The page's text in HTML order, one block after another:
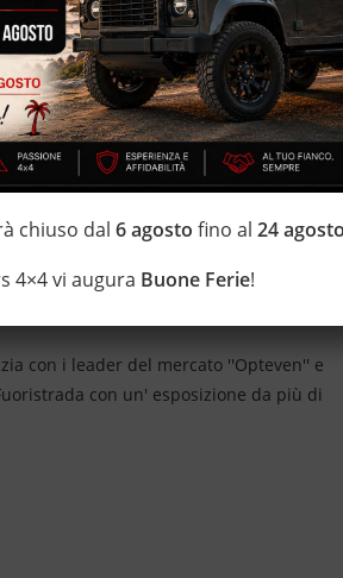
*
e oneri di finanziamento esclusi)
DI VAPORE, OZONO E
con i leader del mercato ''Opteven'' e
con un' esposizione da più di
chiuso dal6 agosto fino al24
4×4 vi augura Buone Ferie!